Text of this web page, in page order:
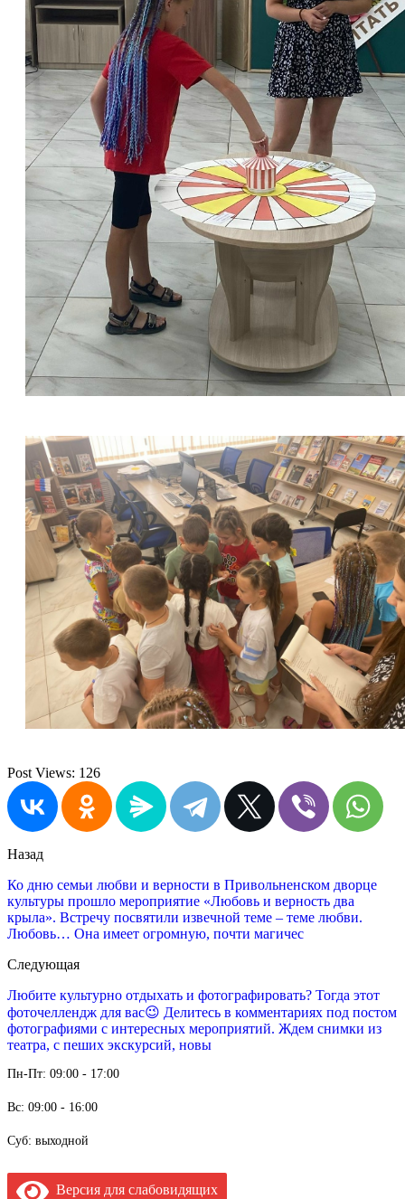
Post Views: 126
Назад
Ко дню семьи любви и верности в Привольненском дворце
культуры прошло мероприятие «Любовь и верность два
крыла». Встречу посвятили извечной теме – теме любви.
Любовь… Она имеет огромную, почти магичес
Следующая
Любите культурно отдыхать и фотографировать? Тогда этот
фоточеллендж для вас😉 Делитесь в комментариях под постом
фотографиями с интересных мероприятий. Ждем снимки из
театра, с пеших экскурсий, новы
Пн-Пт: 09:00 - 17:00
Вс: 09:00 - 16:00
Суб: выходной
Версия для слабовидящих